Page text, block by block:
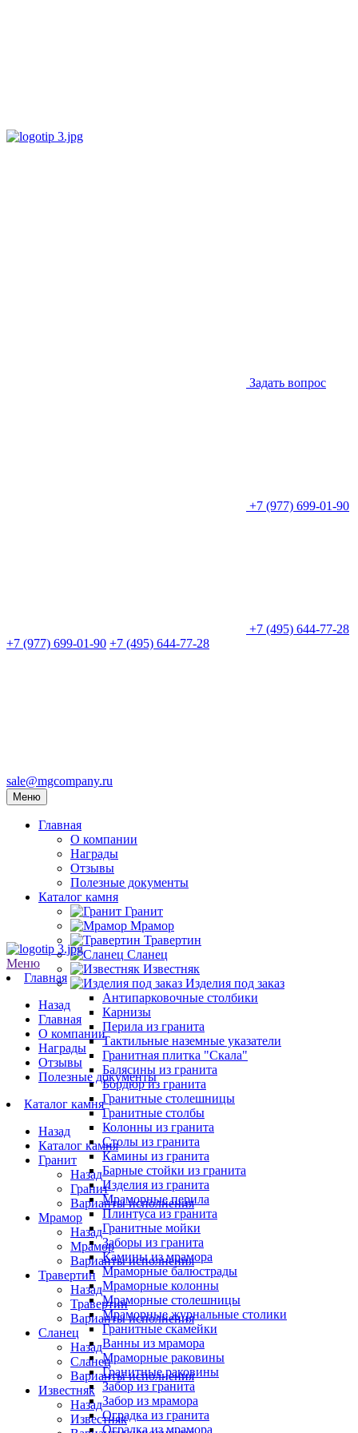
Задать вопрос
+7 (977) 699-01-90
+7 (495) 644-77-28
+7 (977) 699-01-90 +7 (495) 644-77-28
sale@mgcompany.ru
Меню
Главная
О компании
Награды
Отзывы
Полезные документы
Каталог камня
Гранит
Мрамор
Травертин
Сланец
Известняк
Изделия под заказ
Антипарковочные столбики
Карнизы
Перила из гранита
Тактильные наземные указатели
Гранитная плитка "Скала"
Балясины из гранита
Бордюр из гранита
Гранитные столешницы
Гранитные столбы
Колонны из гранита
Столы из гранита
Камины из гранита
Барные стойки из гранита
Изделия из гранита
Мраморные перила
Плинтуса из гранита
Гранитные мойки
Заборы из гранита
Камины из мрамора
Мраморные балюстрады
Мраморные колонны
Мраморные столешницы
Мраморные журнальные столики
Гранитные скамейки
Ванны из мрамора
Мраморные раковины
Гранитные раковины
Забор из гранита
Забор из мрамора
Оградка из гранита
Оградка из мрамора
Меню
Главная
Назад
Главная
О компании
Награды
Отзывы
Полезные документы
Каталог камня
Назад
Каталог камня
Гранит
Назад
Гранит
Варианты исполнения
Мрамор
Назад
Мрамор
Варианты исполнения
Травертин
Назад
Травертин
Варианты исполнения
Сланец
Назад
Сланец
Варианты исполнения
Известняк
Назад
Известняк